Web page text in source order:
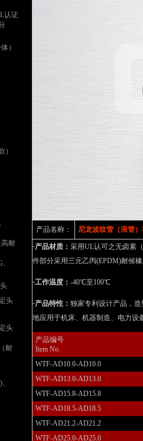
认证
）
）
耐
头
头
耐
产品名称： 尼龙波纹管（浪管
·产品材质： 采用UL认可之无卤素
件部分采用三元乙丙(EPDM)耐候
·工作温度： -40℃至100℃
·产品特性： 独家专利设计产品，
地应用于机床、机器制造、电力设
产品编号
Item No.
WTF-AD10.0-AD10.0
WTF-AD13.0-AD13.0
WTF-AD15.8-AD15.8
WTF-AD18.5-AD18.5
WTF-AD21.2-AD21.2
WTF-AD25.0-AD25.0